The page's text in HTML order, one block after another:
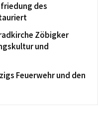
des
Zöbigker
und
Feuerwehr und den